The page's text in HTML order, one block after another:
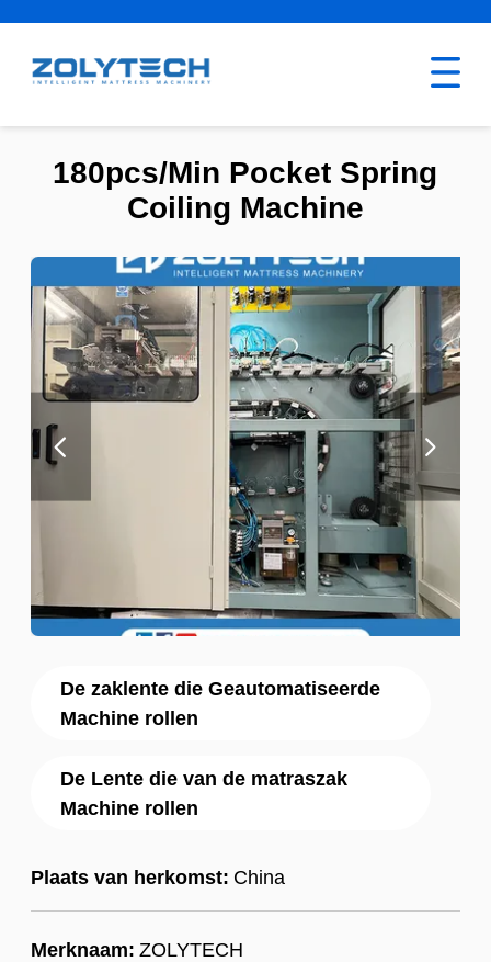
De zaklente die Geautomatiseerde
Machine rollen
De Lente die van de matraszak
Machine rollen
Plaats van herkomst: China
Merknaam: ZOLYTECH
180pcs/Min Pocket Spring
Coiling Machine